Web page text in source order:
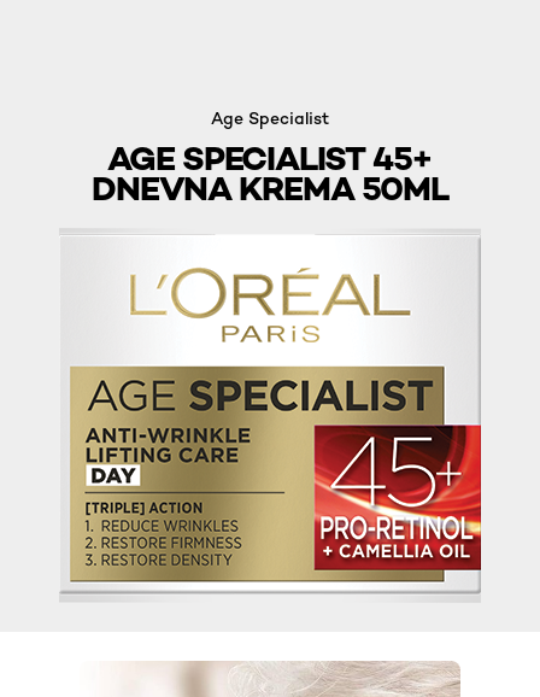
Age Specialist
AGE SPECIALIST 45+
DNEVNA KREMA 50ML